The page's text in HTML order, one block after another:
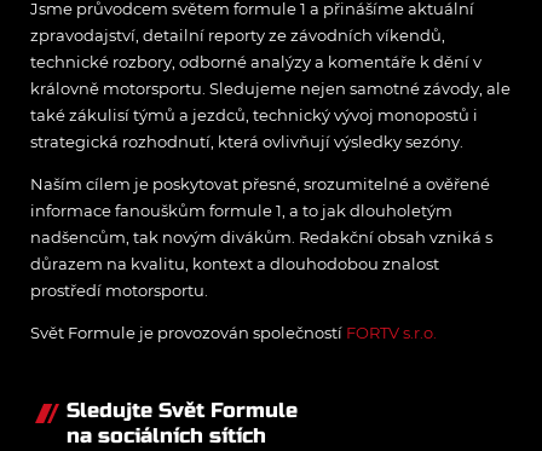
Jsme průvodcem světem formule 1 a přinášíme aktuální
zpravodajství, detailní reporty ze závodních víkendů,
technické rozbory, odborné analýzy a komentáře k dění v
královně motorsportu. Sledujeme nejen samotné závody, ale
také zákulisí týmů a jezdců, technický vývoj monopostů i
strategická rozhodnutí, která ovlivňují výsledky sezóny.
Naším cílem je poskytovat přesné, srozumitelné a ověřené
informace fanouškům formule 1, a to jak dlouholetým
nadšencům, tak novým divákům. Redakční obsah vzniká s
důrazem na kvalitu, kontext a dlouhodobou znalost
prostředí motorsportu.
Svět Formule je provozován společností FORTV s.r.o.
Sledujte Svět Formule
na sociálních sítích